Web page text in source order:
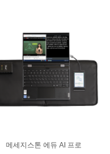
메세지스톤 에듀 AI 프로